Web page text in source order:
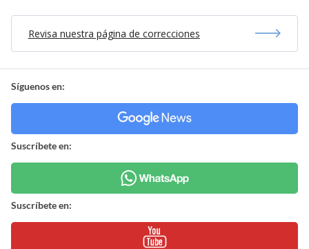
Revisa nuestra página de correcciones
Síguenos en:
Suscríbete en:
Suscríbete en: